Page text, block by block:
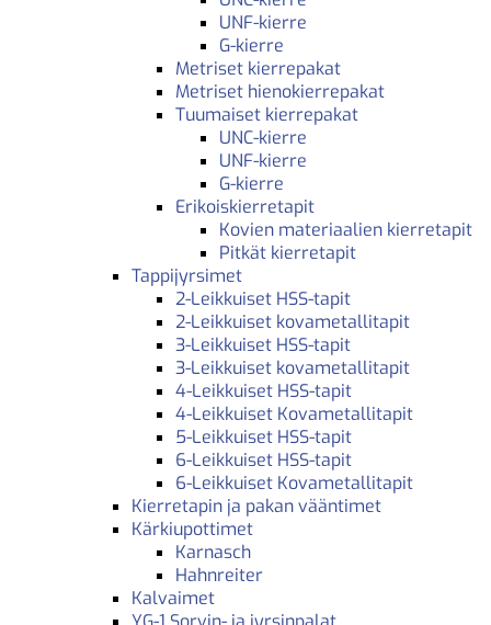
UNF-kierre
G-kierre
Metriset kierrepakat
Metriset hienokierrepakat
Tuumaiset kierrepakat
UNC-kierre
UNF-kierre
G-kierre
Erikoiskierretapit
Kovien materiaalien kierretapit
Pitkät kierretapit
Tappijyrsimet
2-Leikkuiset HSS-tapit
2-Leikkuiset kovametallitapit
3-Leikkuiset HSS-tapit
3-Leikkuiset kovametallitapit
4-Leikkuiset HSS-tapit
4-Leikkuiset Kovametallitapit
5-Leikkuiset HSS-tapit
6-Leikkuiset HSS-tapit
6-Leikkuiset Kovametallitapit
Kierretapin ja pakan vääntimet
Kärkiupottimet
Karnasch
Hahnreiter
Kalvaimet